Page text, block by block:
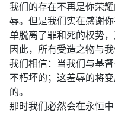
我们的存在不再是你荣
辱。但是我们实在感谢
单脱离了罪和死的权势
因此，所有受造之物与
我们相信：当我们与基
不朽坏的；这羞辱的将
的。
那时我们必然会在永恒